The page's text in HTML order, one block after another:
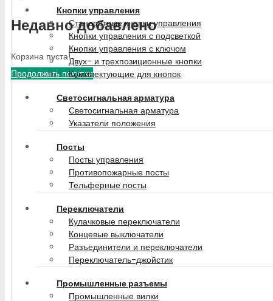
Недавно добавлено
Корзина пуста!
Продолжить покупки
Кнопки управления
Стандартные кнопки управления
Кнопки управления с подсветкой
Кнопки управления с ключом
Двух- и трехпозиционные кнопки
Комплектующие для кнопок
Светосигнальная арматура
Светосигнальная арматура
Указатели положения
Посты
Посты управления
Противопожарные посты
Тельферные посты
Переключатели
Кулачковые переключатели
Концевые выключатели
Разъединители и переключатели
Переключатель-джойстик
Промышленные разъемы
Промышленные вилки